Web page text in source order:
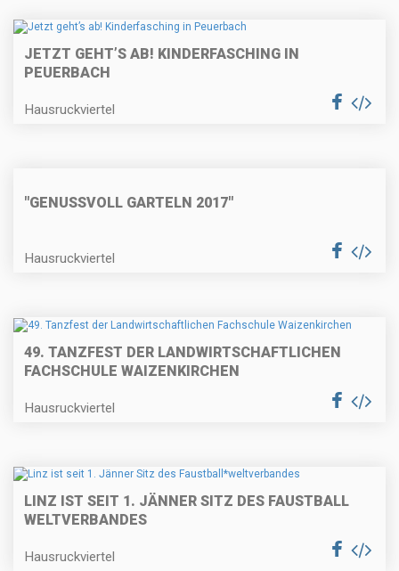
JETZT GEHT’S AB! KINDERFASCHING IN
PEUERBACH
Hausruckviertel
"GENUSSVOLL GARTELN 2017"
Hausruckviertel
49. TANZFEST DER LANDWIRTSCHAFTLICHEN
FACHSCHULE WAIZENKIRCHEN
Hausruckviertel
LINZ IST SEIT 1. JÄNNER SITZ DES FAUSTBALL
WELTVERBANDES
Hausruckviertel